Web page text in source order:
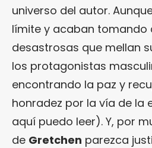
universo del autor.
límite y acaban tomando
desastrosas que mellan
los protagonistas
encontrando la paz y
honradez por la vía de la
aquí puedo leer). Y, por
de Gretchen parezca